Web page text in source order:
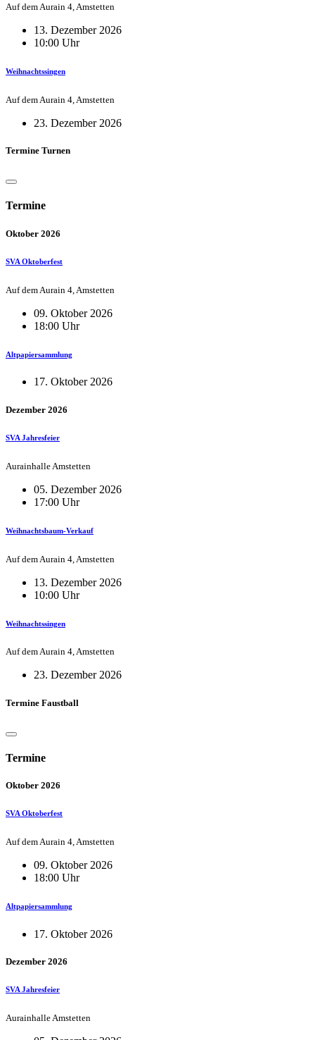
Auf dem Aurain 4, Amstetten
13. Dezember 2026
10:00 Uhr
Weihnachtssingen
Auf dem Aurain 4, Amstetten
23. Dezember 2026
Termine Turnen
Termine
Oktober 2026
SVA Oktoberfest
Auf dem Aurain 4, Amstetten
09. Oktober 2026
18:00 Uhr
Altpapiersammlung
17. Oktober 2026
Dezember 2026
SVA Jahresfeier
Aurainhalle Amstetten
05. Dezember 2026
17:00 Uhr
Weihnachtsbaum-Verkauf
Auf dem Aurain 4, Amstetten
13. Dezember 2026
10:00 Uhr
Weihnachtssingen
Auf dem Aurain 4, Amstetten
23. Dezember 2026
Termine Faustball
Termine
Oktober 2026
SVA Oktoberfest
Auf dem Aurain 4, Amstetten
09. Oktober 2026
18:00 Uhr
Altpapiersammlung
17. Oktober 2026
Dezember 2026
SVA Jahresfeier
Aurainhalle Amstetten